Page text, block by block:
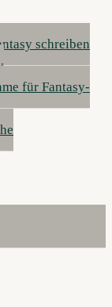
schreiben
für Fantasy-